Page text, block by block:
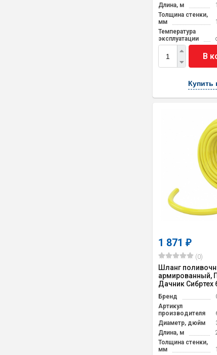
Длина, м
Толщина стенки,
мм
Температура
эксплуатации
В
Купить
1 871₽
(0)
Шланг
армированный,
Дачник Сибртех
Бренд
Артикул
производителя
Диаметр, дюйм
Длина, м
Толщина стенки,
мм